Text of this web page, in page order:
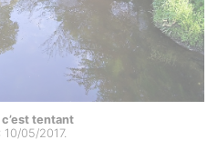
tentant
10/05/2017.